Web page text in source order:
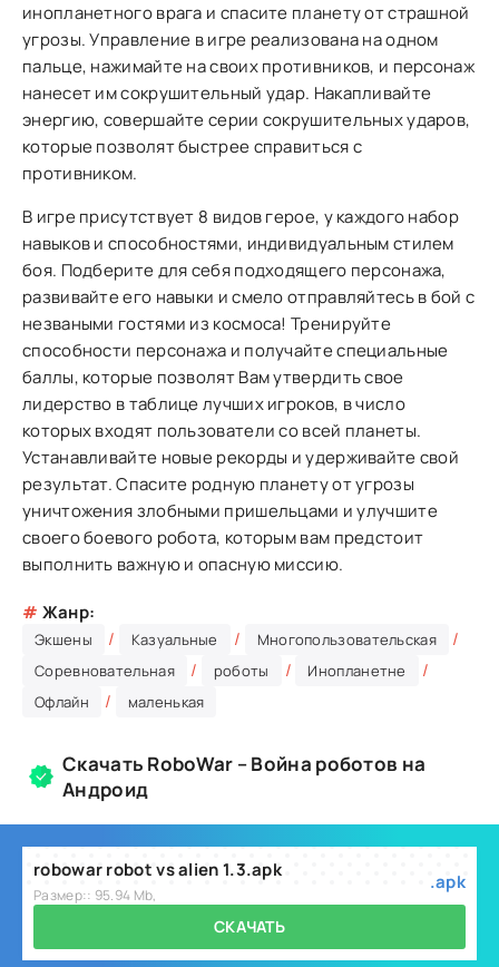
инопланетного врага и спасите планету от страшной
угрозы. Управление в игре реализована на одном
пальце, нажимайте на своих противников, и персонаж
нанесет им сокрушительный удар. Накапливайте
энергию, совершайте серии сокрушительных ударов,
которые позволят быстрее справиться с
противником.
В игре присутствует 8 видов герое, у каждого набор
навыков и способностями, индивидуальным стилем
боя. Подберите для себя подходящего персонажа,
развивайте его навыки и смело отправляйтесь в бой с
незваными гостями из космоса! Тренируйте
способности персонажа и получайте специальные
баллы, которые позволят Вам утвердить свое
лидерство в таблице лучших игроков, в число
которых входят пользователи со всей планеты.
Устанавливайте новые рекорды и удерживайте свой
результат. Спасите родную планету от угрозы
уничтожения злобными пришельцами и улучшите
своего боевого робота, которым вам предстоит
выполнить важную и опасную миссию.
# Жанр:
Экшены / Казуальные / Многопользовательская /
Соревновательная / роботы / Инопланетне /
Офлайн / маленькая
Скачать RoboWar – Война роботов на
Андроид
robowar robot vs alien 1.3.apk
Размер:: 95.94 Mb,
.apk
СКАЧАТЬ